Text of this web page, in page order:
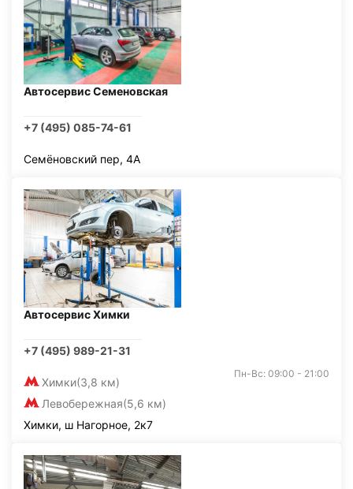
Автосервис Семеновская
+7 (495) 085-74-61
Семёновский пер, 4А
Автосервис Химки
+7 (495) 989-21-31
Химки(3,8 км)
Левобережная(5,6 км)
Пн-Вс: 09:00 - 21:00
Химки, ш Нагорное, 2к7